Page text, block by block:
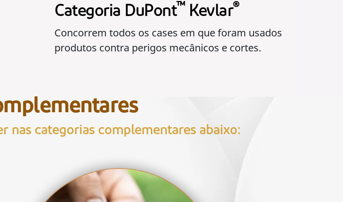
Categoria DuPont™ Kevlar®
Concorrem todos os cases em que foram usados
produtos contra perigos mecânicos e cortes.
nas categorias complementares abaixo: